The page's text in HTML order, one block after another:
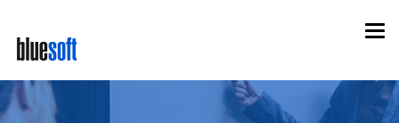
main
content